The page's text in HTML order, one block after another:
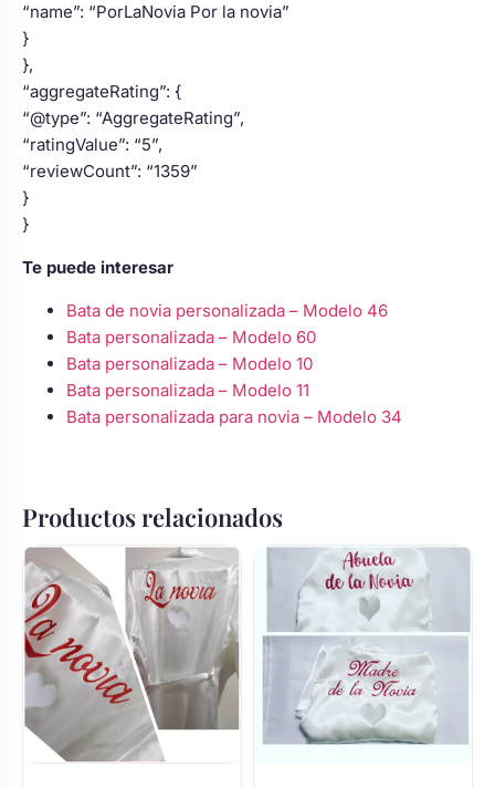
“name”: “PorLaNovia Por la novia”
}
},
“aggregateRating”: {
“@type”: “AggregateRating”,
“ratingValue”: “5”,
“reviewCount”: “1359”
}
}
Te puede interesar
Bata de novia personalizada – Modelo 46
Bata personalizada – Modelo 60
Bata personalizada – Modelo 10
Bata personalizada – Modelo 11
Bata personalizada para novia – Modelo 34
Productos relacionados